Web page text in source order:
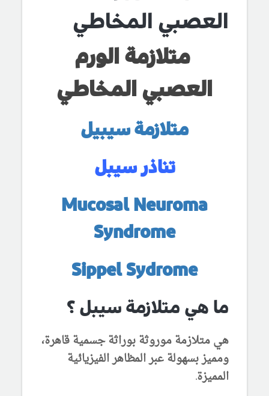
العصبي المخاطي
متلازمة الورم
العصبي المخاطي
متلازمة سيبيل
تناذر سيبل
Mucosal Neuroma
Syndrome
Sippel Sydrome
ما هي متلازمة سيبل ؟
هي متلازمة موروثة بوراثة جسمية قاهرة،
ومميز بسهولة عبر المظاهر الفيزيائية
المميزة.